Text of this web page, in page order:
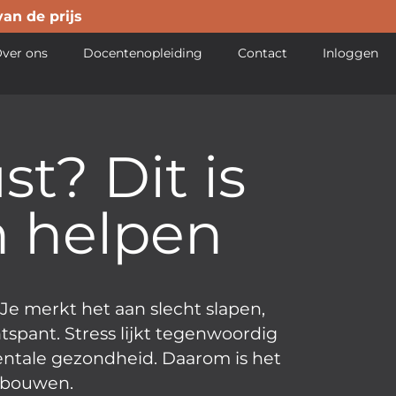
de prijs
ons Docentenopleiding Contact Inloggen
Dit is
helpen
merkt het aan slecht slapen,
Stress lijkt tegenwoordig
gezondheid. Daarom is het